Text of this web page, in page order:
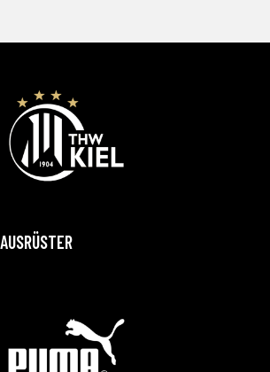
AUSRÜSTER